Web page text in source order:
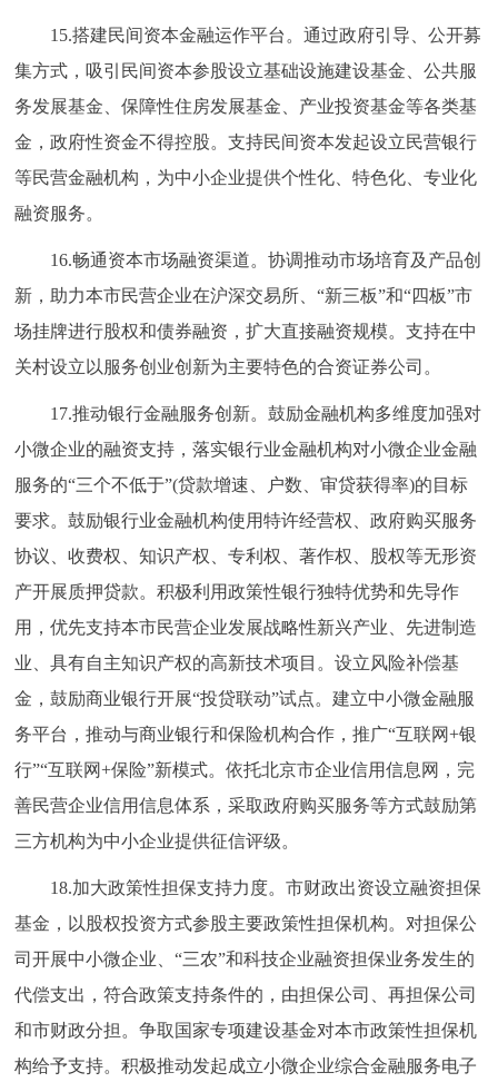
15.搭建民间资本金融运作平台。通过政府引导、公开募
集方式，吸引民间资本参股设立基础设施建设基金、公共服
务发展基金、保障性住房发展基金、产业投资基金等各类基
金，政府性资金不得控股。支持民间资本发起设立民营银行
等民营金融机构，为中小企业提供个性化、特色化、专业化
融资服务。
16.畅通资本市场融资渠道。协调推动市场培育及产品创
新，助力本市民营企业在沪深交易所、“新三板”和“四板”市
场挂牌进行股权和债券融资，扩大直接融资规模。支持在中
关村设立以服务创业创新为主要特色的合资证券公司。
17.推动银行金融服务创新。鼓励金融机构多维度加强对
小微企业的融资支持，落实银行业金融机构对小微企业金融
服务的“三个不低于”(贷款增速、户数、审贷获得率)的目标
要求。鼓励银行业金融机构使用特许经营权、政府购买服务
协议、收费权、知识产权、专利权、著作权、股权等无形资
产开展质押贷款。积极利用政策性银行独特优势和先导作
用，优先支持本市民营企业发展战略性新兴产业、先进制造
业、具有自主知识产权的高新技术项目。设立风险补偿基
金，鼓励商业银行开展“投贷联动”试点。建立中小微金融服
务平台，推动与商业银行和保险机构合作，推广“互联网+银
行”“互联网+保险”新模式。依托北京市企业信用信息网，完
善民营企业信用信息体系，采取政府购买服务等方式鼓励第
三方机构为中小企业提供征信评级。
18.加大政策性担保支持力度。市财政出资设立融资担保
基金，以股权投资方式参股主要政策性担保机构。对担保公
司开展中小微企业、“三农”和科技企业融资担保业务发生的
代偿支出，符合政策支持条件的，由担保公司、再担保公司
和市财政分担。争取国家专项建设基金对本市政策性担保机
构给予支持。积极推动发起成立小微企业综合金融服务电子